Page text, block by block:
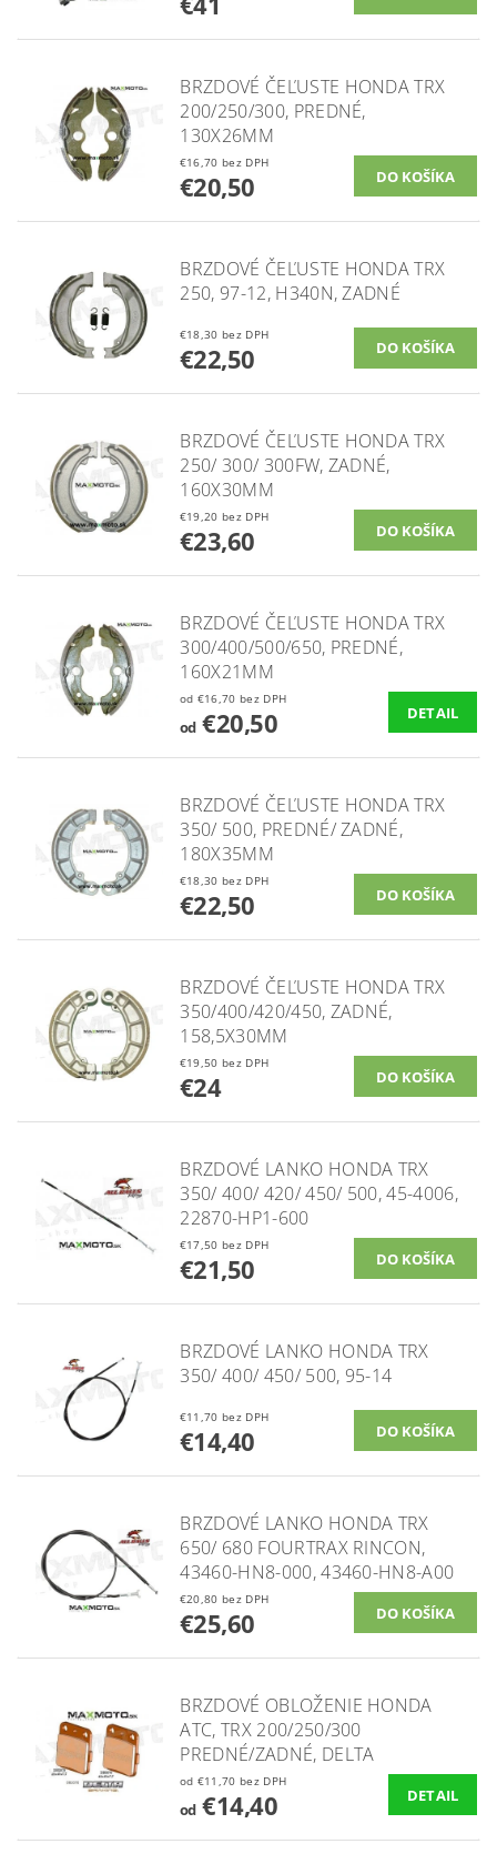
BRZDOVÉ ČEĽUSTE HONDA TRX
200/250/300, PREDNÉ,
130X26MM
€16,70 bez DPH
€20,50
BRZDOVÉ ČEĽUSTE HONDA TRX
250, 97-12, H340N, ZADNÉ
€18,30 bez DPH
€22,50
BRZDOVÉ ČEĽUSTE HONDA TRX
250/ 300/ 300FW, ZADNÉ,
160X30MM
€19,20 bez DPH
€23,60
BRZDOVÉ ČEĽUSTE HONDA TRX
300/400/500/650, PREDNÉ,
160X21MM
od €16,70 bez DPH
od€20,50 DETAIL
BRZDOVÉ ČEĽUSTE HONDA TRX
350/ 500, PREDNÉ/ ZADNÉ,
180X35MM
€18,30 bez DPH
€22,50
BRZDOVÉ ČEĽUSTE HONDA TRX
350/400/420/450, ZADNÉ,
158,5X30MM
€19,50 bez DPH
€24
BRZDOVÉ LANKO HONDA TRX
350/ 400/ 420/ 450/ 500, 45-4006,
22870-HP1-600
€17,50 bez DPH
€21,50
BRZDOVÉ LANKO HONDA TRX
350/ 400/ 450/ 500, 95-14
€11,70 bez DPH
€14,40
BRZDOVÉ LANKO HONDA TRX
650/ 680 FOURTRAX RINCON,
‎43460-HN8-000, 43460-HN8-A00
€20,80 bez DPH
€25,60
BRZDOVÉ OBLOŽENIE HONDA
ATC, TRX 200/250/300
PREDNÉ/ZADNÉ, DELTA
od €11,70 bez DPH
od€14,40 DETAIL